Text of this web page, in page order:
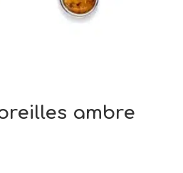
ambre